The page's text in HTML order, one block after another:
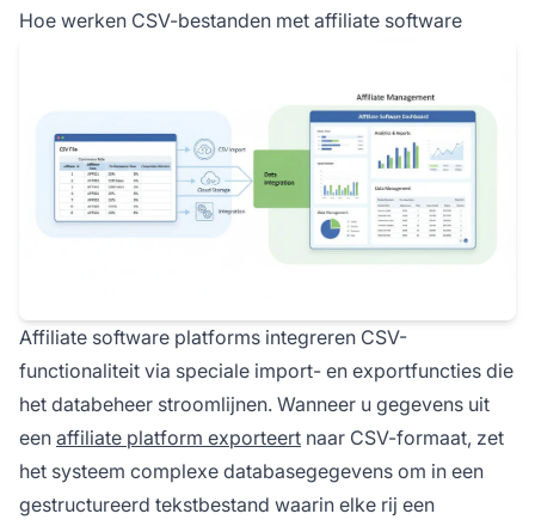
Hoe werken CSV-bestanden met affiliate software
Affiliate software platforms integreren CSV-
functionaliteit via speciale import- en exportfuncties die
het databeheer stroomlijnen. Wanneer u gegevens uit
een affiliate platform exporteert naar CSV-formaat, zet
het systeem complexe databasegegevens om in een
gestructureerd tekstbestand waarin elke rij een